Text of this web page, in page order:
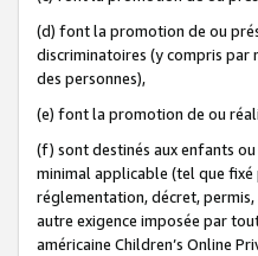
(d) font la promotion de ou
discriminatoires (y compris par
des personnes),
(e) font la promotion de ou
(f) sont destinés aux enfants
minimal applicable (tel que
réglementation, décret,
autre exigence imposée par
américaine Children’s Online